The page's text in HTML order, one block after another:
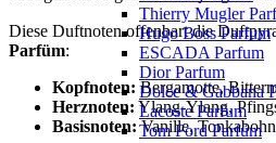
Thierry Mugler
Hugo Boss Parfum
ESCADA Parfum
Dior Parfum
Dolce & Gabbana
Lacoste Parfum
Tom Ford Parfüm
Diese Duftnoten offenbart die
Parfüm:
Kopfnoten: Bergamotte,
Herznoten: Ylang-Ylang,
Basisnoten:Vanille,